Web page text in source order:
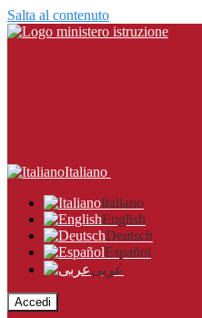
Salta al contenuto
Italiano
Italiano
English
Deutsch
Español
عربى
Accedi